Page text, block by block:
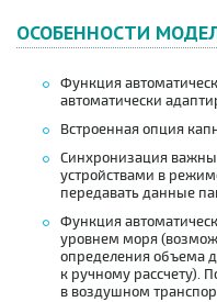
ОСОБЕННОСТИ
Функция
автоматически
Встроенная опция
Синхронизация
устройствами в
передавать данные
Функция
уровнем моря
определения объема
к ручному рассчету).
в воздушном